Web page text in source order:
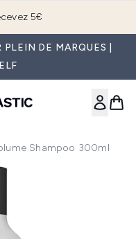
5€
DE MARQUES |
Shampoo 300ml
Shampoo 300ml